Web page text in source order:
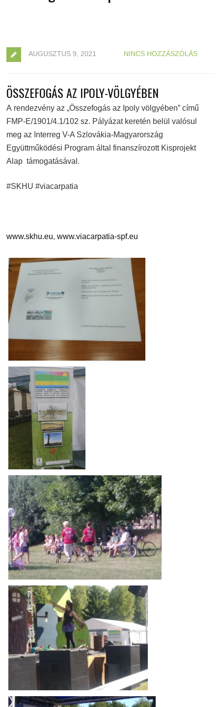
AUGUSZTUS 9, 2021 NINCS HOZZÁSZÓLÁS
ÖSSZEFOGÁS AZ IPOLY-VÖLGYÉBEN
A rendezvény az „Összefogás az Ipoly völgyében” című
FMP-E/1901/4.1/102 sz. Pályázat keretén belül valósul
meg az Interreg V-A Szlovákia-Magyarország
Együttműködési Program által finanszírozott Kisprojekt
Alap támogatásával.
#SKHU #viacarpatia
www.skhu.eu,www.viacarpatia-spf.eu